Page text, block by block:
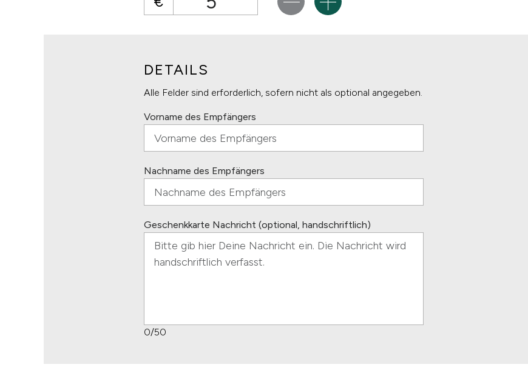
DETAILS
Alle Felder sind erforderlich, sofern nicht als optional angegeben.
Vorname des Empfängers
Nachname des Empfängers
Geschenkkarte Nachricht (optional, handschriftlich)
0/50